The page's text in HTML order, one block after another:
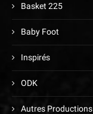
Basket 225
Baby Foot
Inspirés
ODK
Autres Productions